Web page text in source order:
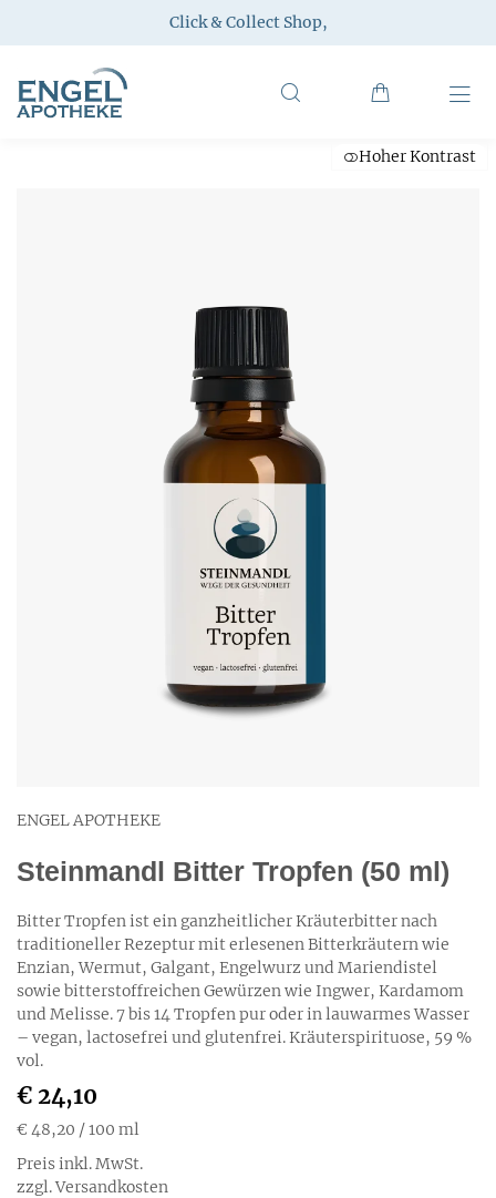
Click & Collect Shop,
Hoher Kontrast
ENGEL APOTHEKE
Steinmandl Bitter Tropfen (50 ml)
Bitter Tropfen ist ein ganzheitlicher Kräuterbitter nach
traditioneller Rezeptur mit erlesenen Bitterkräutern wie
Enzian, Wermut, Galgant, Engelwurz und Mariendistel
sowie bitterstoffreichen Gewürzen wie Ingwer, Kardamom
und Melisse. 7 bis 14 Tropfen pur oder in lauwarmes Wasser
– vegan, lactosefrei und glutenfrei. Kräuterspirituose, 59 %
vol.
€ 24,10
€ 48,20 / 100 ml
Preis inkl. MwSt.
zzgl. Versandkosten